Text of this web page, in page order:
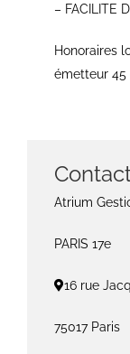
– FACILITE
Honoraires
émetteur 45
Atrium
PARIS 17e
16 rue
75017 Paris